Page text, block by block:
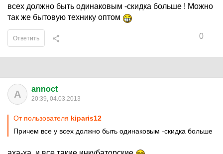
всех должно быть одинаковым -скидка больше ! Можно
так же бытовую технику оптом
0
Ответить
A annoct
20:39, 04.03.2013
От пользователя kiparis12
Причем все у всех должно быть одинаковым -скидка больше